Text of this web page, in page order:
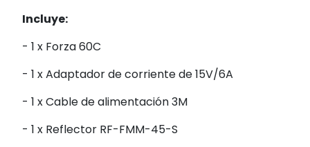
Incluye:
- 1 x Forza 60C
- 1 x Adaptador de corriente de 15V/6A
- 1 x Cable de alimentación 3M
- 1 x Reflector RF-FMM-45-S